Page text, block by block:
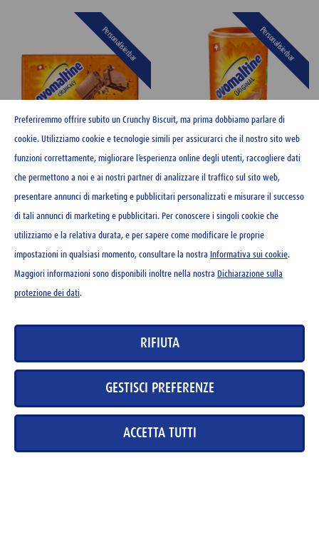
Personalisierbar
Ovomaltine cioccolato 100 g
Personalisierbar
Ovomaltine Original 500 g
CONTATTO
CONDIZIONI DI UTILIZZO
DICHIARAZIONE SULLA PROTEZIONE DEI DATI
DIRETTIVE SUI COOKIE
Preferiremmo offrire subito un Crunchy Biscuit, ma prima dobbiamo parlare di
cookie. Utilizziamo cookie e tecnologie simili per assicurarci che il nostro sito web
funzioni correttamente, migliorare l’esperienza online degli utenti, raccogliere dati
che permettono a noi e ai nostri partner di analizzare il traffico sul sito web,
presentare annunci di marketing e pubblicitari personalizzati e misurare il successo
di tali annunci di marketing e pubblicitari. Per conoscere i singoli cookie che
utilizziamo e la relativa durata, e per sapere come modificare le proprie
impostazioni in qualsiasi momento, consultare la nostra Informativa sui cookie.
Maggiori informazioni sono disponibili inoltre nella nostra Dichiarazione sulla
protezione dei dati.
RIFIUTA
GESTISCI PREFERENZE
ACCETTA TUTTI